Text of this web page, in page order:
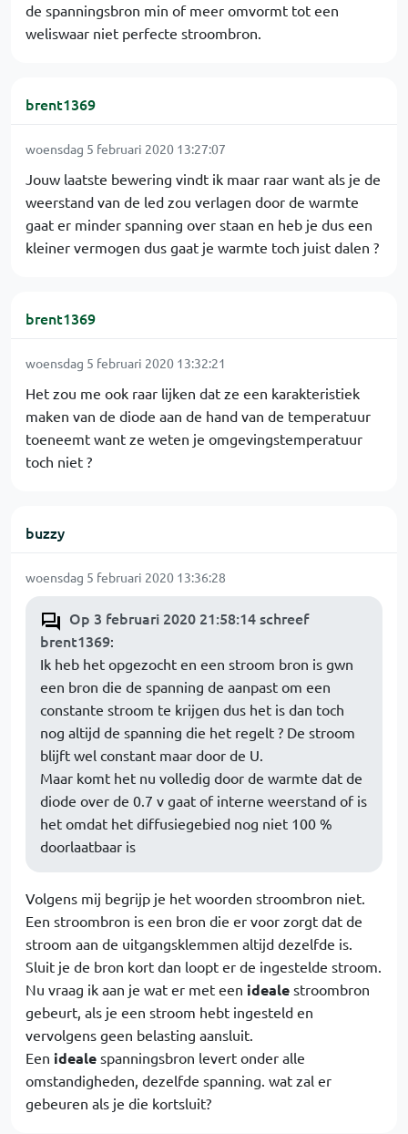
de spanningsbron min of meer omvormt tot een
weliswaar niet perfecte stroombron.
brent1369
woensdag 5 februari 2020 13:27:07
Jouw laatste bewering vindt ik maar raar want als je de
weerstand van de led zou verlagen door de warmte
gaat er minder spanning over staan en heb je dus een
kleiner vermogen dus gaat je warmte toch juist dalen ?
brent1369
woensdag 5 februari 2020 13:32:21
Het zou me ook raar lijken dat ze een karakteristiek
maken van de diode aan de hand van de temperatuur
toeneemt want ze weten je omgevingstemperatuur
toch niet ?
buzzy
woensdag 5 februari 2020 13:36:28
Op 3 februari 2020 21:58:14 schreef
brent1369:
Ik heb het opgezocht en een stroom bron is gwn
een bron die de spanning de aanpast om een
constante stroom te krijgen dus het is dan toch
nog altijd de spanning die het regelt ? De stroom
blijft wel constant maar door de U.
Maar komt het nu volledig door de warmte dat de
diode over de 0.7 v gaat of interne weerstand of is
het omdat het diffusiegebied nog niet 100 %
doorlaatbaar is
Volgens mij begrijp je het woorden stroombron niet.
Een stroombron is een bron die er voor zorgt dat de
stroom aan de uitgangsklemmen altijd dezelfde is.
Sluit je de bron kort dan loopt er de ingestelde stroom.
Nu vraag ik aan je wat er met een ideale stroombron
gebeurt, als je een stroom hebt ingesteld en
vervolgens geen belasting aansluit.
Een ideale spanningsbron levert onder alle
omstandigheden, dezelfde spanning. wat zal er
gebeuren als je die kortsluit?